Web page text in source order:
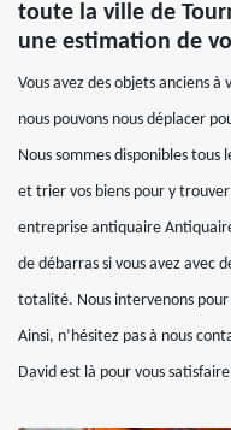
toute la ville de
une estimation de
Vous avez des objets anciens à
nous pouvons nous déplacer
Nous sommes disponibles tous
et trier vos biens pour y
entreprise antiquaire
de débarras si vous avez avec
totalité. Nous intervenons pour
Ainsi, n’hésitez pas à nous
David est là pour vous